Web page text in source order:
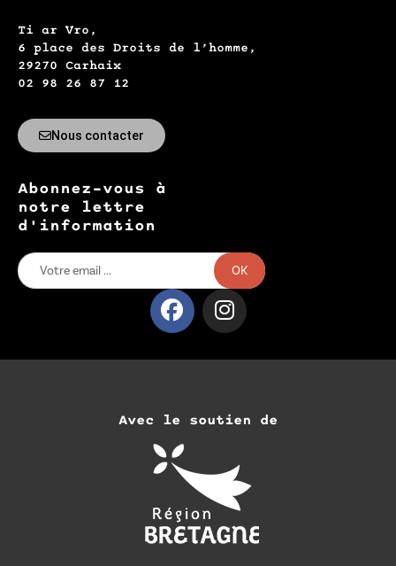
Ti ar Vro,
6 place des Droits de l’homme,
29270 Carhaix
02 98 26 87 12
Nous contacter
Abonnez-vous à
notre lettre
d'information
OK
Avec le soutien de